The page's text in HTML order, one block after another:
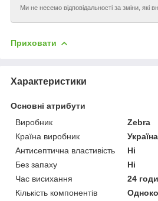
Ми не несемо відповідальності за зміни, які
Приховати
Характеристики
Основні атрибути
Виробник
Zebra
Країна виробник
Україна
Антисептична властивість
Ні
Без запаху
Ні
Час висихання
24
Кількість компонентів